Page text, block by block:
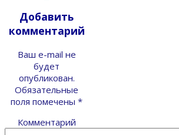
Добавить
комментарий
Ваш e-mail не
будет
опубликован.
Обязательные
поля помечены *
Комментарий